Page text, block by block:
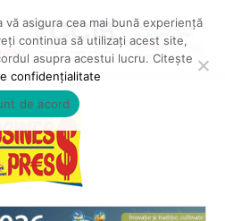
asigura cea mai bună experiență
continua să utilizați acest site,
asupra acestui lucru. Citește
confidențialitate
de acord